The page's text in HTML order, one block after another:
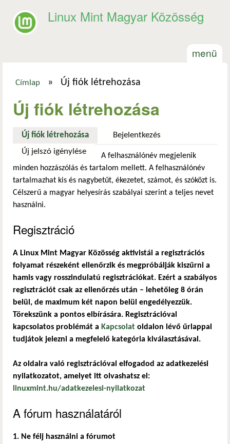
Linux Mint Magyar Közösség
menü
Jelenlegi hely
Címlap » Új fiók létrehozása
Új fiók létrehozása
Új fiók létrehozása (aktív fül)Bejelentkezés
Új jelszó igénylése
A felhasználónév megjelenik
minden hozzászólás és tartalom mellett. A felhasználónév
tartalmazhat kis és nagybetűt, ékezetet, számot, és szóközt is.
Célszerű a magyar helyesírás szabályai szerint a teljes nevet
használni.
Regisztráció
A Linux Mint Magyar Közösség aktivistái a regisztrációs
folyamat részeként ellenőrzik és megpróbálják kiszűrni a
hamis vagy rosszindulatú regisztrációkat. Ezért a szabályos
regisztrációt csak az ellenőrzés után – lehetőleg 8 órán
belül, de maximum két napon belül engedélyezzük.
Törekszünk a pontos elbírására. Regisztrációval
kapcsolatos problémát a Kapcsolat oldalon lévő űrlappal
tudjátok jelezni a megfelelő kategória kiválasztásával.
Az oldalra való regisztrációval elfogadod az adatkezelési
nyilatkozatot, amelyet itt olvashatsz el:
linuxmint.hu/adatkezelesi-nyilatkozat
A fórum használatáról
1. Ne félj használni a fórumot